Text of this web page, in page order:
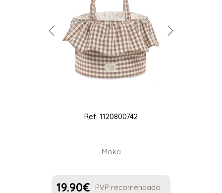
Ref. 1120800742
Moka
19.90€ PVP recomendado